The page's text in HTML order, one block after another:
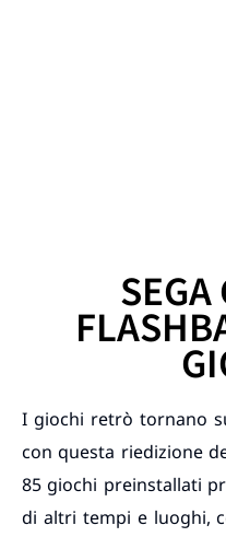
SEGA
I giochi retrò tornano
con questa riedizione
85 giochi preinstallati
di altri tempi e luoghi,